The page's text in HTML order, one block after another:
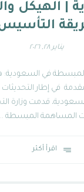
| الهيكل
يناير ٢٨, ٢٠٢٦
في السعودية:
في إطار
قدمت وزارة
المساهمة المبسطة
اقرأ أكثر